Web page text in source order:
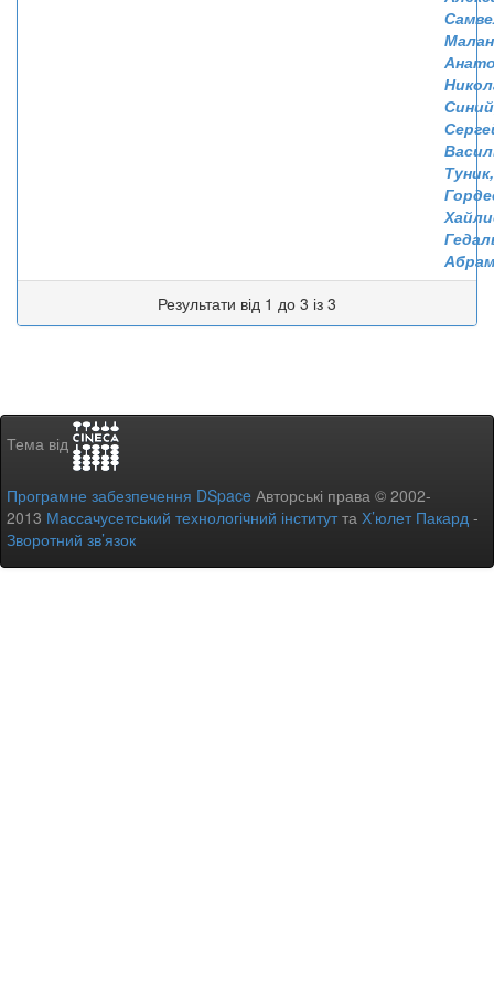
Результати від 1 до 3 із 3
Тема від
Програмне забезпечення DSpace Авторські права © 2002-
2013 Массачусетський технологічний інститутта Х’юлет Пакард -
Зворотний зв’язок